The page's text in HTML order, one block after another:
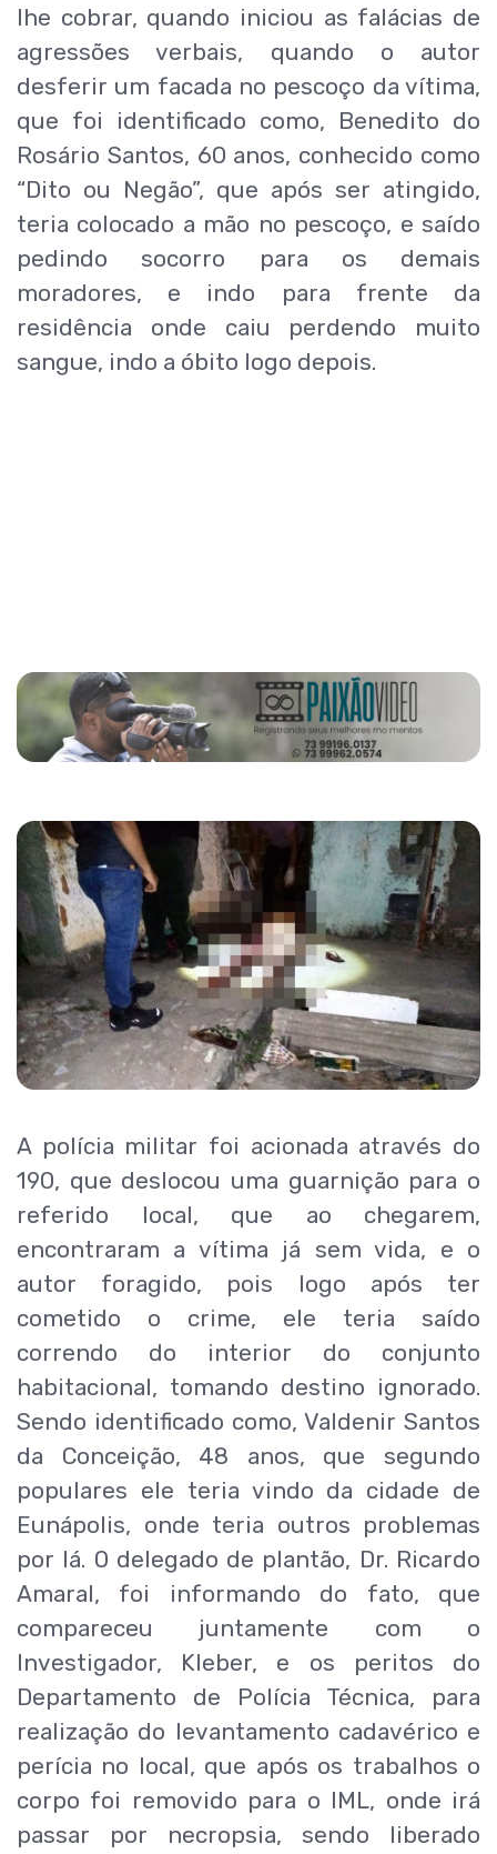
lhe cobrar, quando iniciou as falácias de
agressões verbais, quando o autor
desferir um facada no pescoço da vítima,
que foi identificado como, Benedito do
Rosário Santos, 60 anos, conhecido como
“Dito ou Negão”, que após ser atingido,
teria colocado a mão no pescoço, e saído
pedindo socorro para os demais
moradores, e indo para frente da
residência onde caiu perdendo muito
sangue, indo a óbito logo depois.
A polícia militar foi acionada através do
190, que deslocou uma guarnição para o
referido local, que ao chegarem,
encontraram a vítima já sem vida, e o
autor foragido, pois logo após ter
cometido o crime, ele teria saído
correndo do interior do conjunto
habitacional, tomando destino ignorado.
Sendo identificado como, Valdenir Santos
da Conceição, 48 anos, que segundo
populares ele teria vindo da cidade de
Eunápolis, onde teria outros problemas
por lá. O delegado de plantão, Dr. Ricardo
Amaral, foi informando do fato, que
compareceu juntamente com o
Investigador, Kleber, e os peritos do
Departamento de Polícia Técnica, para
realização do levantamento cadavérico e
perícia no local, que após os trabalhos o
corpo foi removido para o IML, onde irá
passar por necropsia, sendo liberado